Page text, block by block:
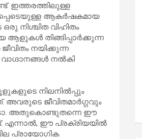
ഇത്തരത്തിലുള്ള
ആകർഷകമായ
നിശ്ചിത വിഹിതം
ആളുകൾ തിങ്ങിപ്പാർക്കുന്ന
നയിക്കുന്ന
നൽകി
നിലനിൽപ്പും
ജീവിതമാർഗ്ഗവും
അതുകൊണ്ടുതന്നെ ഈ
എന്നാൽ, ഈ പ്രക്രിയയിൽ
പ്രായോഗിക